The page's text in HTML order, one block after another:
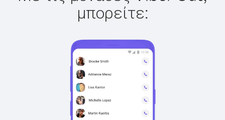
μπορείτε: